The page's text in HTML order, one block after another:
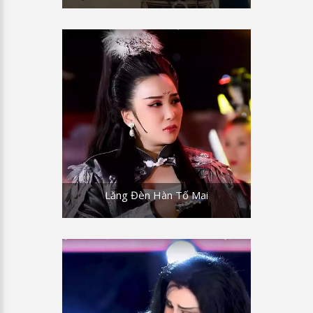
Lăng Đèn Hàn Tố Mai